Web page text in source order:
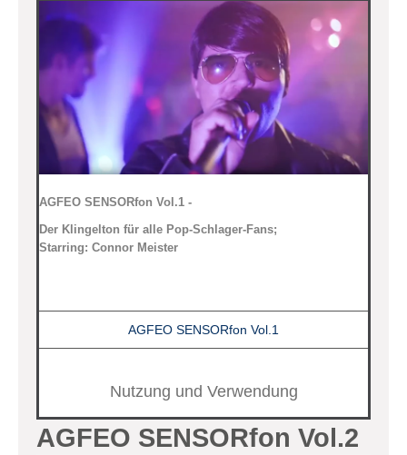
AGFEO SENSORfon Vol.1 -
Der Klingelton für alle Pop-Schlager-Fans;
Starring: Connor Meister
AGFEO SENSORfon Vol.1
Nutzung und Verwendung
AGFEO SENSORfon Vol.2